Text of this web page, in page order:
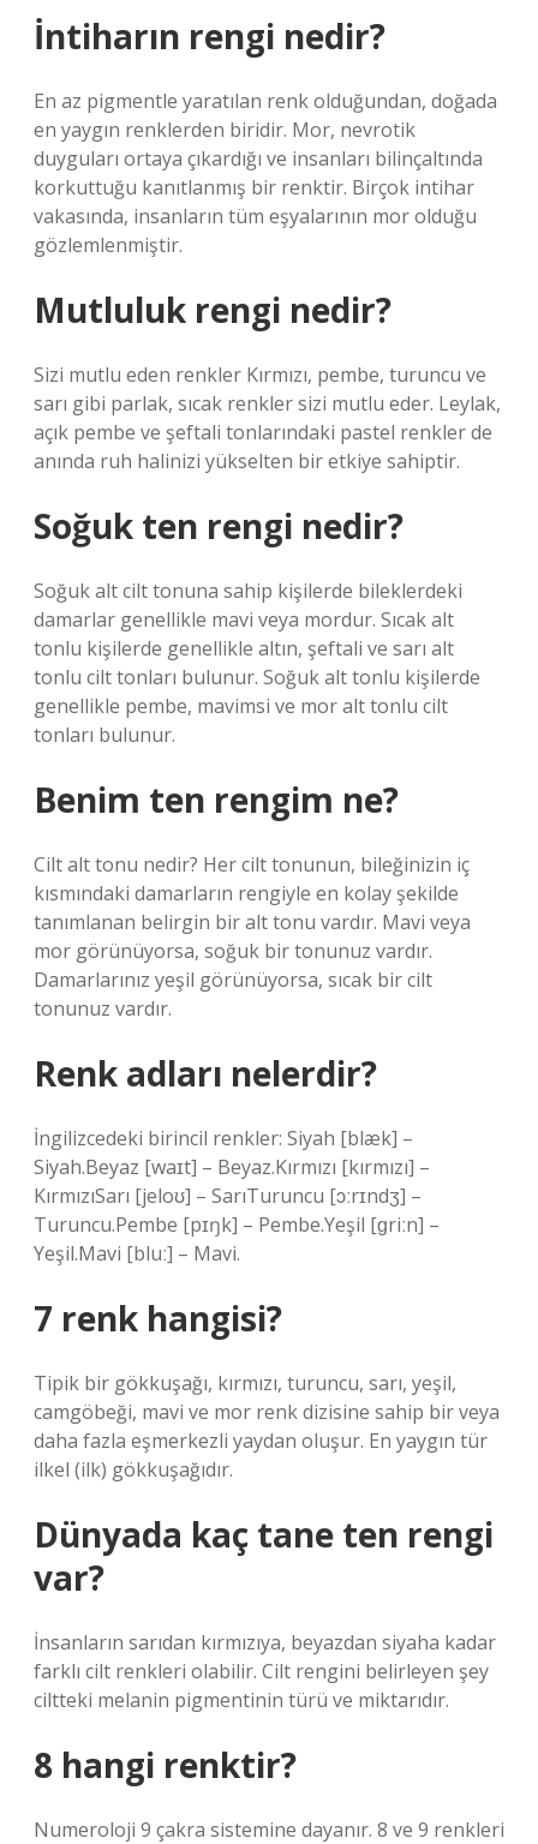
İntiharın rengi nedir?
En az pigmentle yaratılan renk olduğundan, doğada
en yaygın renklerden biridir. Mor, nevrotik
duyguları ortaya çıkardığı ve insanları bilinçaltında
korkuttuğu kanıtlanmış bir renktir. Birçok intihar
vakasında, insanların tüm eşyalarının mor olduğu
gözlemlenmiştir.
Mutluluk rengi nedir?
Sizi mutlu eden renkler Kırmızı, pembe, turuncu ve
sarı gibi parlak, sıcak renkler sizi mutlu eder. Leylak,
açık pembe ve şeftali tonlarındaki pastel renkler de
anında ruh halinizi yükselten bir etkiye sahiptir.
Soğuk ten rengi nedir?
Soğuk alt cilt tonuna sahip kişilerde bileklerdeki
damarlar genellikle mavi veya mordur. Sıcak alt
tonlu kişilerde genellikle altın, şeftali ve sarı alt
tonlu cilt tonları bulunur. Soğuk alt tonlu kişilerde
genellikle pembe, mavimsi ve mor alt tonlu cilt
tonları bulunur.
Benim ten rengim ne?
Cilt alt tonu nedir? Her cilt tonunun, bileğinizin iç
kısmındaki damarların rengiyle en kolay şekilde
tanımlanan belirgin bir alt tonu vardır. Mavi veya
mor görünüyorsa, soğuk bir tonunuz vardır.
Damarlarınız yeşil görünüyorsa, sıcak bir cilt
tonunuz vardır.
Renk adları nelerdir?
İngilizcedeki birincil renkler: Siyah [blæk] –
Siyah.Beyaz [waɪt] – Beyaz.Kırmızı [kırmızı] –
KırmızıSarı [jeloʊ] – SarıTuruncu [ɔːrɪndʒ] –
Turuncu.Pembe [pɪŋk] – Pembe.Yeşil [ɡriːn] –
Yeşil.Mavi [bluː] – Mavi.
7 renk hangisi?
Tipik bir gökkuşağı, kırmızı, turuncu, sarı, yeşil,
camgöbeği, mavi ve mor renk dizisine sahip bir veya
daha fazla eşmerkezli yaydan oluşur. En yaygın tür
ilkel (ilk) gökkuşağıdır.
Dünyada kaç tane ten rengi
var?
İnsanların sarıdan kırmızıya, beyazdan siyaha kadar
farklı cilt renkleri olabilir. Cilt rengini belirleyen şey
ciltteki melanin pigmentinin türü ve miktarıdır.
8 hangi renktir?
Numeroloji 9 çakra sistemine dayanır. 8 ve 9 renkleri